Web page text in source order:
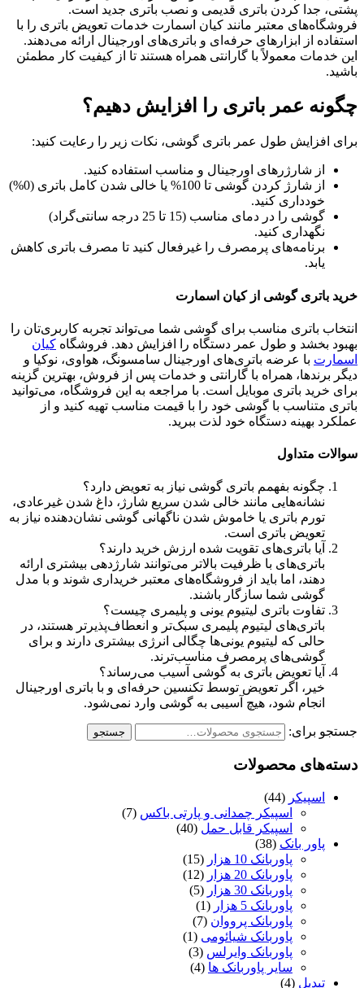
پشتی، جدا کردن باتری قدیمی و نصب باتری جدید است.
فروشگاه‌های معتبر مانند کیان اسمارت خدمات تعویض باتری را با
استفاده از ابزارهای حرفه‌ای و باتری‌های اورجینال ارائه می‌دهند.
این خدمات معمولاً با گارانتی همراه هستند تا از کیفیت کار مطمئن
باشید.
چگونه عمر باتری را افزایش دهیم؟
برای افزایش طول عمر باتری گوشی، نکات زیر را رعایت کنید:
از شارژرهای اورجینال و مناسب استفاده کنید.
از شارژ کردن گوشی تا 100% یا خالی شدن کامل باتری (0%)
خودداری کنید.
گوشی را در دمای مناسب (15 تا 25 درجه سانتی‌گراد)
نگهداری کنید.
برنامه‌های پرمصرف را غیرفعال کنید تا مصرف باتری کاهش
یابد.
خرید باتری گوشی از کیان اسمارت
انتخاب باتری مناسب برای گوشی شما می‌تواند تجربه کاربری‌تان را
بهبود بخشد و طول عمر دستگاه را افزایش دهد. فروشگاه کیان
اسمارت با عرضه باتری‌های اورجینال سامسونگ، هواوی، نوکیا و
دیگر برندها، همراه با گارانتی و خدمات پس از فروش، بهترین گزینه
برای خرید باتری موبایل است. با مراجعه به این فروشگاه، می‌توانید
باتری متناسب با گوشی خود را با قیمت مناسب تهیه کنید و از
عملکرد بهینه دستگاه خود لذت ببرید.
سوالات متداول
چگونه بفهمم باتری گوشی نیاز به تعویض دارد؟
نشانه‌هایی مانند خالی شدن سریع شارژ، داغ شدن غیرعادی،
تورم باتری یا خاموش شدن ناگهانی گوشی نشان‌دهنده نیاز به
تعویض باتری است.
آیا باتری‌های تقویت‌ شده ارزش خرید دارند؟
باتری‌های با ظرفیت بالاتر می‌توانند شارژدهی بیشتری ارائه
دهند، اما باید از فروشگاه‌های معتبر خریداری شوند و با مدل
گوشی شما سازگار باشند.
تفاوت باتری لیتیوم یونی و پلیمری چیست؟
باتری‌های لیتیوم پلیمری سبک‌تر و انعطاف‌پذیرتر هستند، در
حالی که لیتیوم یونی‌ها چگالی انرژی بیشتری دارند و برای
گوشی‌های پرمصرف مناسب‌ترند.
آیا تعویض باتری به گوشی آسیب می‌رساند؟
خیر، اگر تعویض توسط تکنسین حرفه‌ای و با باتری اورجینال
انجام شود، هیچ آسیبی به گوشی وارد نمی‌شود.
جستجو برای: جستجو
دسته‌های محصولات
اسپیکر (44)
اسپیکر چمدانی و پارتی باکس (7)
اسپیکر قابل حمل (40)
پاور بانک (38)
پاوربانک 10 هزار
(15)
پاوربانک 20 هزار
(12)
پاوربانک 30 هزار
(5)
پاوربانک 5 هزار
(1)
پاوربانک پرووان (7)
پاوربانک شیائومی (1)
پاوربانک وایرلس (3)
سایر پاوربانک ها (4)
تبدیل (4)